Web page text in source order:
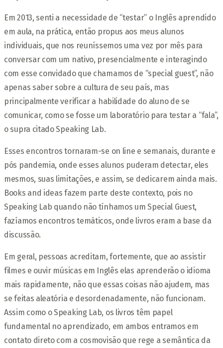
Em 2013, senti a necessidade de “testar” o Inglês aprendido
em aula, na prática, então propus aos meus alunos
individuais, que nos reuníssemos uma vez por mês para
conversar com um nativo, presencialmente e interagindo
com esse convidado que chamamos de “special guest”, não
apenas saber sobre a cultura de seu país, mas
principalmente verificar a habilidade do aluno de se
comunicar, como se fosse um laboratório para testar a “fala”,
o supra citado Speaking Lab.
Esses encontros tornaram-se on line e semanais, durante e
pós pandemia, onde esses alunos puderam detectar, eles
mesmos, suas limitações, e assim, se dedicarem ainda mais.
Books and ideas fazem parte deste contexto, pois no
Speaking Lab quando não tínhamos um Special Guest,
fazíamos encontros temáticos, onde livros eram a base da
discussão.
Em geral, pessoas acreditam, fortemente, que ao assistir
filmes e ouvir músicas em Inglês elas aprenderão o idioma
mais rapidamente, não que essas coisas não ajudem, mas
se feitas aleatória e desordenadamente, não funcionam.
Assim como o Speaking Lab, os livros têm papel
fundamental no aprendizado, em ambos entramos em
contato direto com a cosmovisão que rege a semântica da